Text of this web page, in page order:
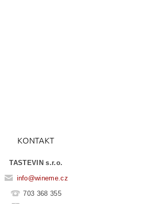
KONTAKT
TASTEVIN s.r.o.
info@wineme.cz
703 368 355